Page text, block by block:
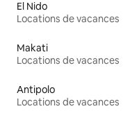
El Nido
Locations de vacances
Makati
Locations de vacances
Antipolo
Locations de vacances